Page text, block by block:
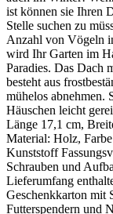
ist können sie Ihren
Stelle suchen zu
Anzahl von Vögeln
wird Ihr Garten im
Paradies. Das Dach
besteht aus
mühelos abnehmen.
Häuschen leicht
Länge 17,1 cm,
Material: Holz,
Kunststoff
Schrauben und
Lieferumfang
Geschenkkarton mit
Futterspendern und